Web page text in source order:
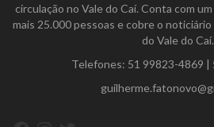
circulação no Vale do Caí. Conta com
mais 25.000 pessoas e cobre o
do Vale do Caí.
Telefones: 51 99823-4869 |